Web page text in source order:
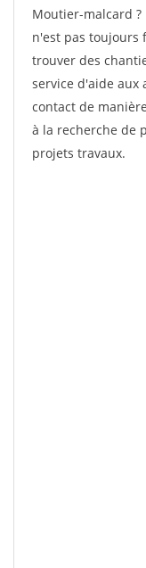
Moutier-malcard
n'est pas toujours
trouver des
service d'aide aux
contact de
à la recherche de
projets travaux.